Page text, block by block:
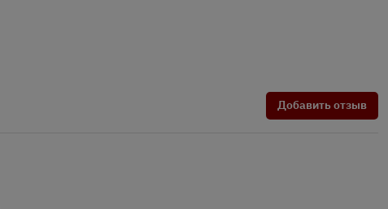
Добавить отзыв